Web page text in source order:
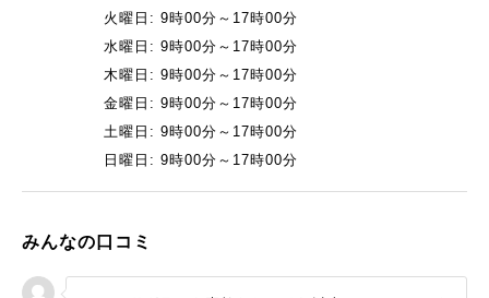
火曜日: 9時00分～17時00分
水曜日: 9時00分～17時00分
木曜日: 9時00分～17時00分
金曜日: 9時00分～17時00分
土曜日: 9時00分～17時00分
日曜日: 9時00分～17時00分
みんなの口コミ